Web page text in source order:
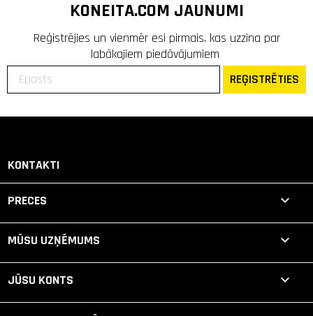
KONEITA.COM JAUNUMI
Reģistrējies un vienmēr esi pirmais, kas uzzina par
labākajiem piedāvājumiem
REĢISTRĒTIES
KONTAKTI
PRECES 
MŪSU UZŅĒMUMS 
JŪSU KONTS 